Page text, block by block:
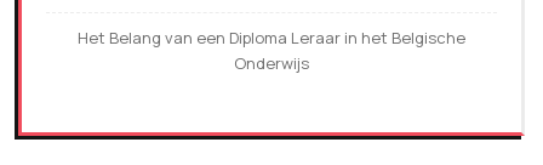
Het Belang van een Diploma Leraar in het Belgische
Onderwijs